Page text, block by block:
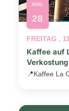
AUG.
28
FREITAG ,
Kaffee auf
Verkostung
📍Kaffee La